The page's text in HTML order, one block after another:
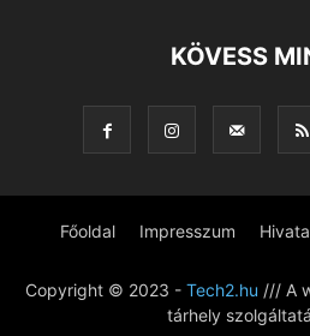
KÖVESS
Főoldal Impresszum
Copyright © 2023 - Tech2.hu /// A
tárhely